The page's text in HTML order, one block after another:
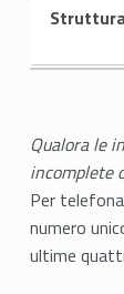
Qualora le
incomplete
Per
numero
ultime